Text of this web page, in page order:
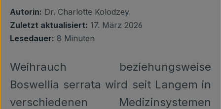
Autorin: Dr. Charlotte Kolodzey
Zuletzt aktualisiert: 17. März 2026
Lesedauer: 8 Minuten
Weihrauch beziehungsweise
Boswellia serrata wird seit Langem in
verschiedenen Medizinsystemen